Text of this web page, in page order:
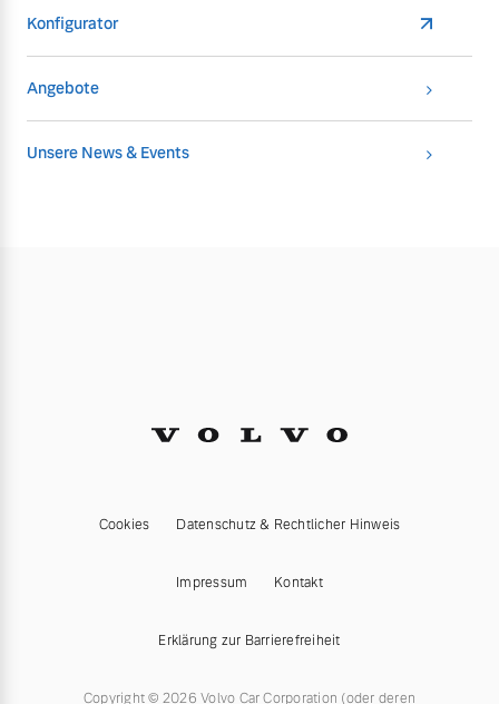
Konfigurator
Angebote
Unsere News & Events
Cookies Datenschutz & Rechtlicher Hinweis
Impressum Kontakt
Erklärung zur Barrierefreiheit
Copyright © 2026 Volvo Car Corporation (oder deren